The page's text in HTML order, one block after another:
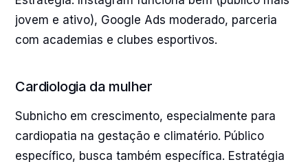
jovem e ativo), Google Ads moderado, parceria
com academias e clubes esportivos.
Cardiologia da mulher
Subnicho em crescimento, especialmente para
cardiopatia na gestação e climatério. Público
específico, busca também específica. Estratégia